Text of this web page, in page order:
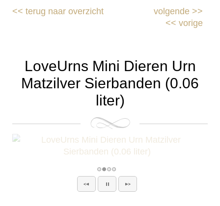
<<terug naar overzicht volgende>>
<< vorige
LoveUrns Mini Dieren Urn
Matzilver Sierbanden (0.06
liter)